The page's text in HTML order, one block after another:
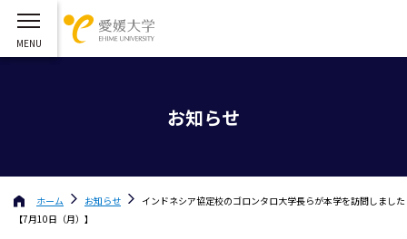
お知らせ
ホーム お知らせ
インドネシア協定校のゴロンタロ大学長らが本学を訪問しました
【7月10日（月）】